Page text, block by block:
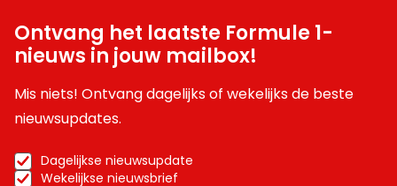
Ontvang het laatste Formule 1-
nieuws in jouw mailbox!
Mis niets! Ontvang dagelijks of wekelijks de beste
nieuwsupdates.
Dagelijkse nieuwsupdate
Wekelijkse nieuwsbrief